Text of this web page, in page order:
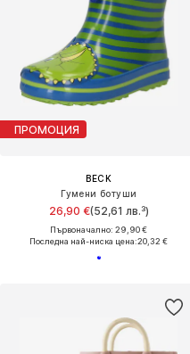
ПРОМОЦИЯ
BECK
Гумени ботуши
26,90 €(52,61 лв.³)
Първоначално: 29,90 €
Последна най-ниска цена:20,32 €